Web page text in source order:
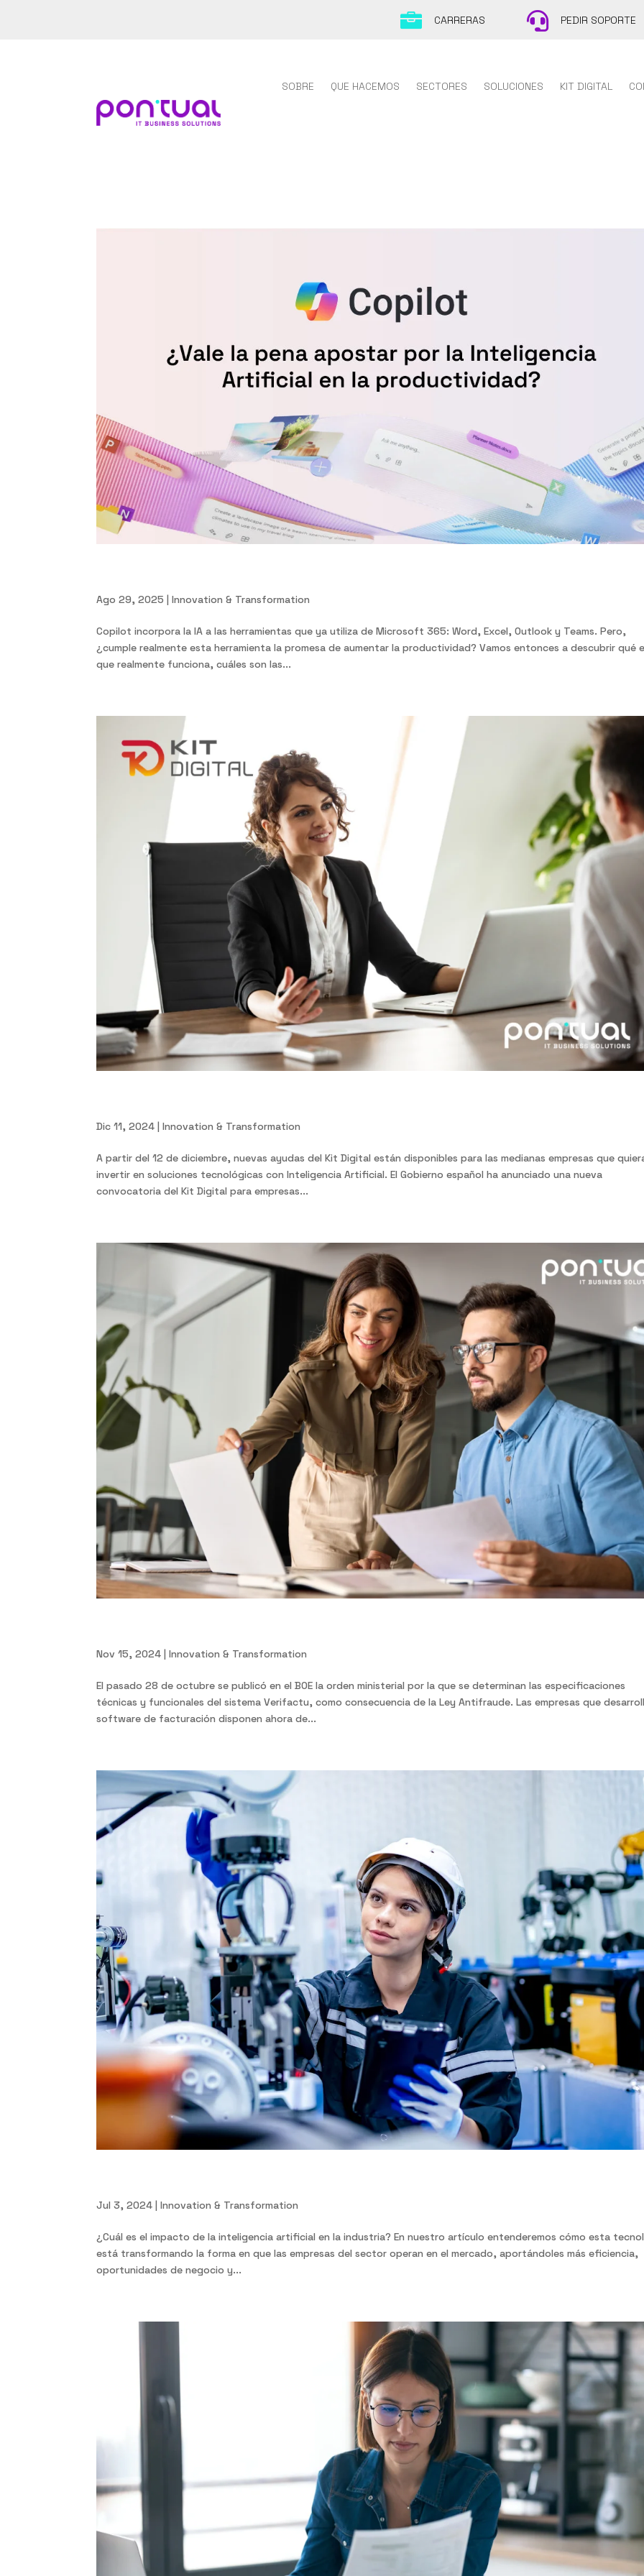
 CARRERAS  PEDIR SOPORTE
SOBRE QUE HACEMOS SECTORES SOLUCIONES KIT DIGITAL
Ago 29, 2025 |Innovation & Transformation
Copilot incorpora la IA a las herramientas que ya utiliza de Microsoft 365: Word, Excel, Outlook y Teams. Pero,
¿cumple realmente esta herramienta la promesa de aumentar la productividad? Vamos entonces a descubrir qué
que realmente funciona, cuáles son las...
Dic 11, 2024 |Innovation & Transformation
A partir del 12 de diciembre, nuevas ayudas del Kit Digital están disponibles para las medianas empresas que
invertir en soluciones tecnológicas con Inteligencia Artificial. El Gobierno español ha anunciado una nueva
convocatoria del Kit Digital para empresas...
Nov 15, 2024 |Innovation & Transformation
El pasado 28 de octubre se publicó en el BOE la orden ministerial por la que se determinan las especificaciones
técnicas y funcionales del sistema Verifactu, como consecuencia de la Ley Antifraude. Las empresas que
software de facturación disponen ahora de...
Jul 3, 2024 |Innovation & Transformation
¿Cuál es el impacto de la inteligencia artificial en la industria? En nuestro artículo entenderemos cómo esta
está transformando la forma en que las empresas del sector operan en el mercado, aportándoles más eficiencia,
oportunidades de negocio y...